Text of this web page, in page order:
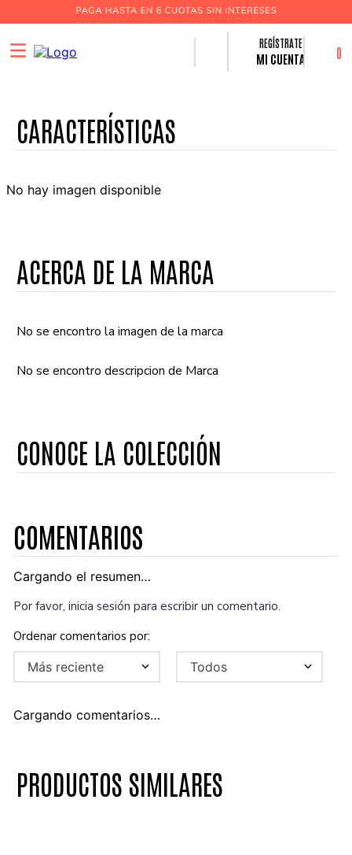
MI CUENTA 0
No hay imagen disponible
ACERCA DE LA MARCA
No se encontro la imagen de la marca
No se encontro descripcion de Marca
CONOCE LA COLECCIÓN
COMENTARIOS
Cargando el resumen…
Por favor, inicia sesión para escribir un comentario.
Más reciente Todos
Cargando comentarios…
PRODUCTOS SIMILARES